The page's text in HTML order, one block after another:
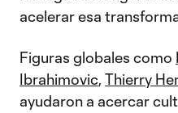
acelerar esa
Figuras globales como
Ibrahimovic, Thierry
ayudaron a acercar